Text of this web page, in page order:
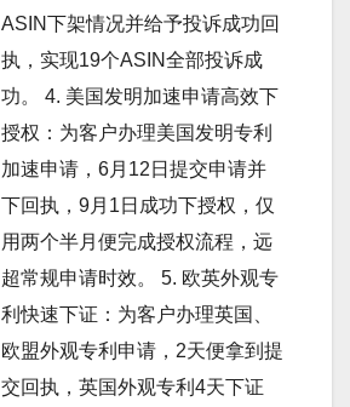
ASIN下架情况并给予投诉成功回
执，实现19个ASIN全部投诉成
功。 4. 美国发明加速申请高效下
授权：为客户办理美国发明专利
加速申请，6月12日提交申请并
下回执，9月1日成功下授权，仅
用两个半月便完成授权流程，远
超常规申请时效。 5. 欧英外观专
利快速下证：为客户办理英国、
欧盟外观专利申请，2天便拿到提
交回执，英国外观专利4天下证